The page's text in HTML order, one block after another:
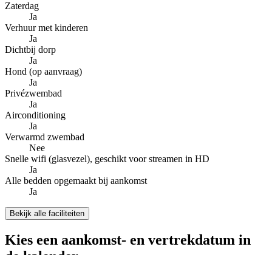
Zaterdag
Ja
Verhuur met kinderen
Ja
Dichtbij dorp
Ja
Hond (op aanvraag)
Ja
Privézwembad
Ja
Airconditioning
Ja
Verwarmd zwembad
Nee
Snelle wifi (glasvezel), geschikt voor streamen in HD
Ja
Alle bedden opgemaakt bij aankomst
Ja
Bekijk alle faciliteiten
Kies een aankomst- en vertrekdatum in